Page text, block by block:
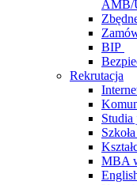
AMB/
BIP
Rekrutacja
MBA